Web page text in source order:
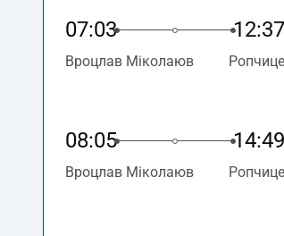
07:03 12:37
Вроцлав Міколаюв Ропчице
08:05 14:49
Вроцлав Міколаюв Ропчице